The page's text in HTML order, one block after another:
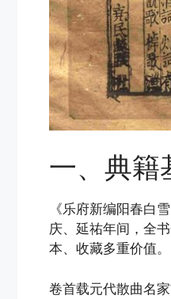
一、典籍
《乐府新编阳春白
庆、延祐年间，全
本、收藏多重价值。
卷首载元代散曲名